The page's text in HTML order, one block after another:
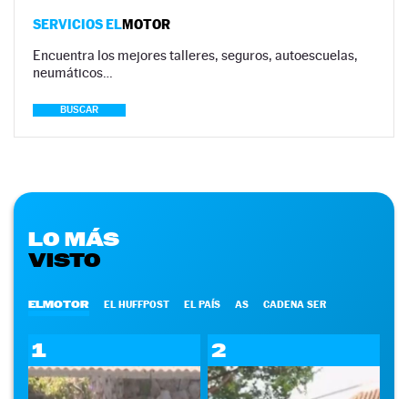
SERVICIOS ELMOTOR
Encuentra los mejores talleres, seguros, autoescuelas,
neumáticos…
BUSCAR
LO MÁS
VISTO
ELMOTOR EL HUFFPOST EL PAÍS AS CADENA SER
1 2